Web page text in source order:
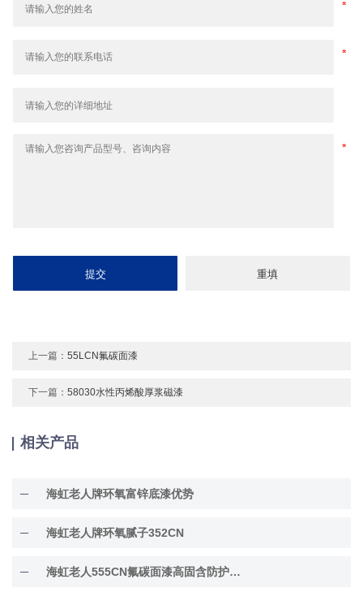
上一篇：55LCN氟碳面漆
下一篇：58030水性丙烯酸厚浆磁漆
相关产品
海虹老人牌环氧富锌底漆优势
海虹老人牌环氧腻子352CN
海虹老人555CN氟碳面漆高固含防护面漆